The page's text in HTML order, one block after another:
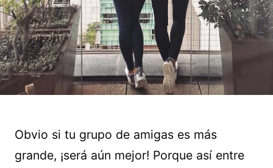
Obvio si tu grupo de amigas es más
grande, ¡será aún mejor! Porque así entre